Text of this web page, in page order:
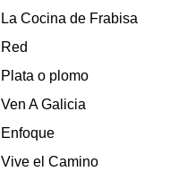
La Cocina de Frabisa
Red
Plata o plomo
Ven A Galicia
Enfoque
Vive el Camino